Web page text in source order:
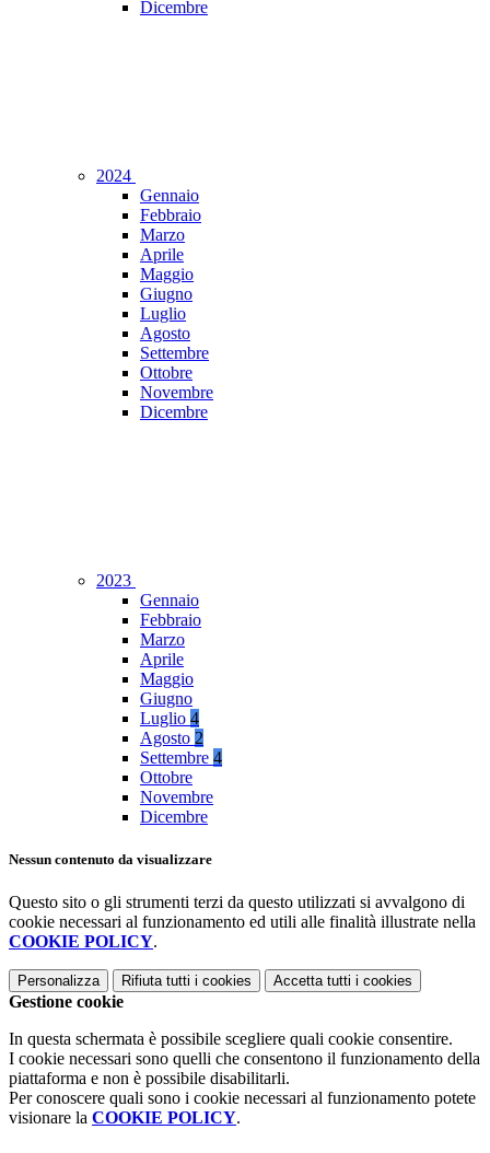
Dicembre
2024
Gennaio
Febbraio
Marzo
Aprile
Maggio
Giugno
Luglio
Agosto
Settembre
Ottobre
Novembre
Dicembre
2023
Gennaio
Febbraio
Marzo
Aprile
Maggio
Giugno
Luglio 4
Agosto 2
Settembre 4
Ottobre
Novembre
Dicembre
Nessun contenuto da visualizzare
Questo sito o gli strumenti terzi da questo utilizzati si avvalgono di
cookie necessari al funzionamento ed utili alle finalità illustrate nella
COOKIE POLICY.
Personalizza Rifiuta tutti i cookies Accetta tutti i cookies
Gestione cookie
In questa schermata è possibile scegliere quali cookie consentire.
I cookie necessari sono quelli che consentono il funzionamento della
piattaforma e non è possibile disabilitarli.
Per conoscere quali sono i cookie necessari al funzionamento potete
visionare la COOKIE POLICY.